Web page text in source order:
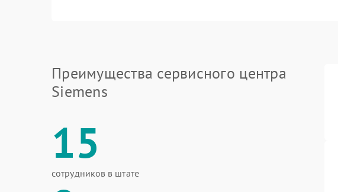
Преимущества сервисного центра
Siemens
15
сотрудников в штате